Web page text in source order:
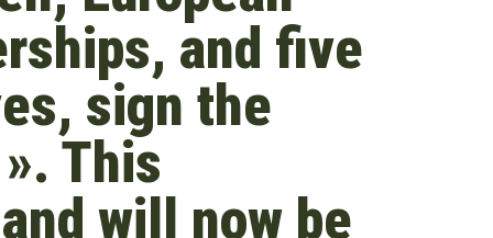
and five
sign the
This
will now be